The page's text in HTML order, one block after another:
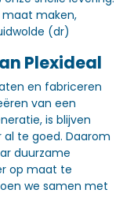
maat maken,
(dr)
Plexideal
en fabriceren
van een
is blijven
te goed. Daarom
duurzame
op maat te
we samen met